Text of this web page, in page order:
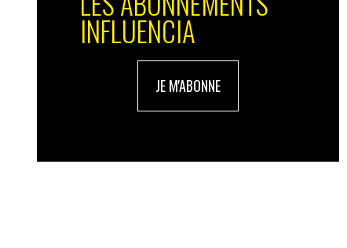
INFLUENCIA
JE M'ABONNE